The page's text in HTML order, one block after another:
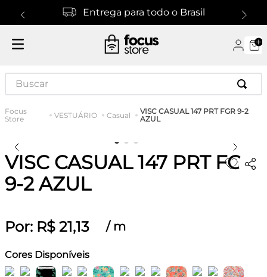
Entrega para todo o Brasil
Buscar
VESTUÁRIO Casual
VISC CASUAL 147 PRT FGR 9-2
AZUL
VISC CASUAL 147 PRT FGR
9-2 AZUL
Por: R$ 21,13 / m
Cores Disponíveis